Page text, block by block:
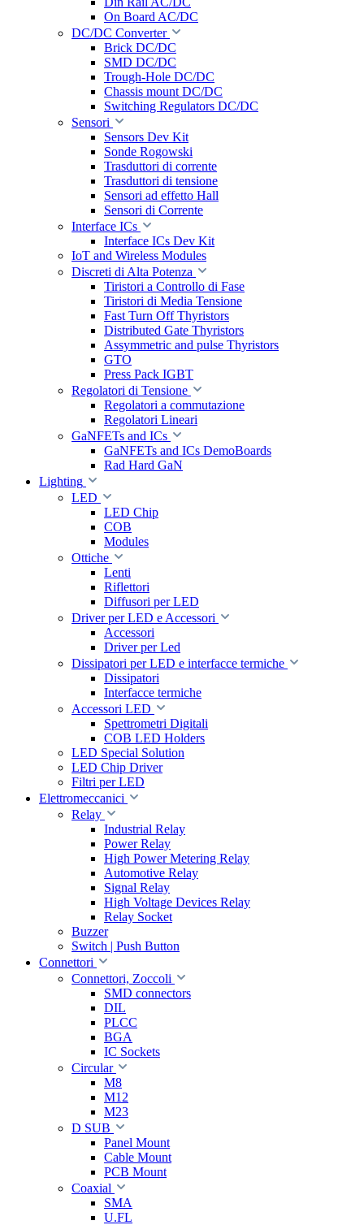
On Board AC/DC
DC/DC Converter
Brick DC/DC
SMD DC/DC
Trough-Hole DC/DC
Chassis mount DC/DC
Switching Regulators DC/DC
Sensori
Sensors Dev Kit
Sonde Rogowski
Trasduttori di corrente
Trasduttori di tensione
Sensori ad effetto Hall
Sensori di Corrente
Interface ICs
Interface ICs Dev Kit
IoT and Wireless Modules
Discreti di Alta Potenza
Tiristori a Controllo di Fase
Tiristori di Media Tensione
Fast Turn Off Thyristors
Distributed Gate Thyristors
Assymmetric and pulse Thyristors
GTO
Press Pack IGBT
Regolatori di Tensione
Regolatori a commutazione
Regolatori Lineari
GaNFETs and ICs
GaNFETs and ICs DemoBoards
Rad Hard GaN
Lighting
LED
LED Chip
COB
Modules
Ottiche
Lenti
Riflettori
Diffusori per LED
Driver per LED e Accessori
Accessori
Driver per Led
Dissipatori per LED e interfacce termiche
Dissipatori
Interfacce termiche
Accessori LED
Spettrometri Digitali
COB LED Holders
LED Special Solution
LED Chip Driver
Filtri per LED
Elettromeccanici
Relay
Industrial Relay
Power Relay
High Power Metering Relay
Automotive Relay
Signal Relay
High Voltage Devices Relay
Relay Socket
Buzzer
Switch | Push Button
Connettori
Connettori, Zoccoli
SMD connectors
DIL
PLCC
BGA
IC Sockets
Circular
M8
M12
M23
D SUB
Panel Mount
Cable Mount
PCB Mount
Coaxial
SMA
U.FL